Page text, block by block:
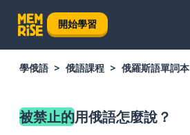
開始學習
學俄語 俄語課程 俄羅斯語單詞本
被禁止的用俄語怎麼說？